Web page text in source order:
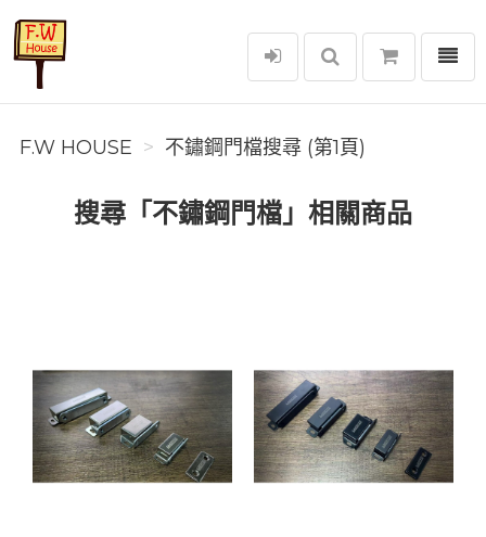
F.W House
選單
F.W HOUSE 不鏽鋼門檔搜尋 (第1頁)
搜尋「不鏽鋼門檔」相關商品